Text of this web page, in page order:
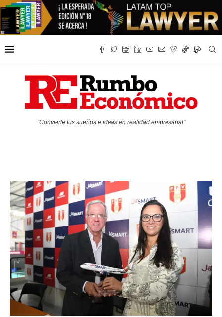
"Convierte tus sueños e ideas en realidad empresarial"